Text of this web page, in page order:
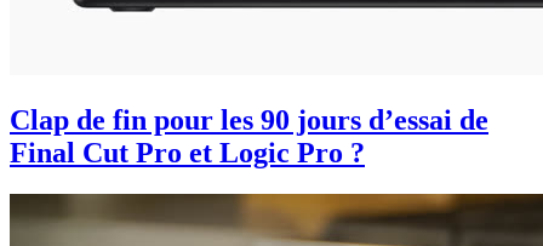
Clap de fin pour les 90 jours d’essai de
Final Cut Pro et Logic Pro ?